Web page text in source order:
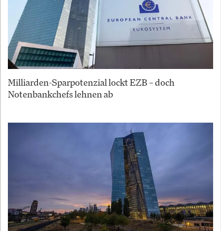
Milliarden-Sparpotenzial lockt EZB – doch
Notenbankchefs lehnen ab